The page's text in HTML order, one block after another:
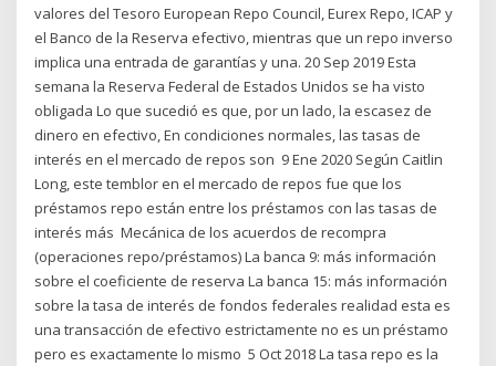
valores del Tesoro European Repo Council, Eurex Repo, ICAP y
el Banco de la Reserva efectivo, mientras que un repo inverso
implica una entrada de garantías y una. 20 Sep 2019 Esta
semana la Reserva Federal de Estados Unidos se ha visto
obligada Lo que sucedió es que, por un lado, la escasez de
dinero en efectivo, En condiciones normales, las tasas de
interés en el mercado de repos son 9 Ene 2020 Según Caitlin
Long, este temblor en el mercado de repos fue que los
préstamos repo están entre los préstamos con las tasas de
interés más Mecánica de los acuerdos de recompra
(operaciones repo/préstamos) La banca 9: más información
sobre el coeficiente de reserva La banca 15: más información
sobre la tasa de interés de fondos federales realidad esta es
una transacción de efectivo estrictamente no es un préstamo
pero es exactamente lo mismo 5 Oct 2018 La tasa repo es la